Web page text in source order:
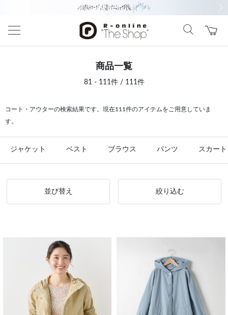
商品一覧
81 - 111件 / 111件
コート・アウターの検索結果です。現在111件のアイテムをご用意していま
す。
ジャケット ベスト ブラウス パンツ スカート
並び替え 絞り込む